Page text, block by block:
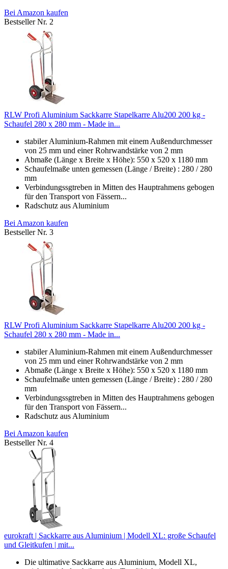
Bei Amazon kaufen
Bestseller Nr. 2
RLW Profi Aluminium Sackkarre Stapelkarre Alu200 200 kg -
Schaufel 280 x 280 mm - Made in...
stabiler Aluminium-Rahmen mit einem Außendurchmesser
von 25 mm und einer Rohrwandstärke von 2 mm
Abmaße (Länge x Breite x Höhe): 550 x 520 x 1180 mm
Schaufelmaße unten gemessen (Länge / Breite) : 280 / 280
mm
Verbindungssgtreben in Mitten des Hauptrahmens gebogen
für den Transport von Fässern...
Radschutz aus Aluminium
Bei Amazon kaufen
Bestseller Nr. 3
RLW Profi Aluminium Sackkarre Stapelkarre Alu200 200 kg -
Schaufel 280 x 280 mm - Made in...
stabiler Aluminium-Rahmen mit einem Außendurchmesser
von 25 mm und einer Rohrwandstärke von 2 mm
Abmaße (Länge x Breite x Höhe): 550 x 520 x 1180 mm
Schaufelmaße unten gemessen (Länge / Breite) : 280 / 280
mm
Verbindungssgtreben in Mitten des Hauptrahmens gebogen
für den Transport von Fässern...
Radschutz aus Aluminium
Bei Amazon kaufen
Bestseller Nr. 4
eurokraft | Sackkarre aus Aluminium | Modell XL: große Schaufel
und Gleitkufen | mit...
Die ultimative Sackkarre aus Aluminium, Modell XL,